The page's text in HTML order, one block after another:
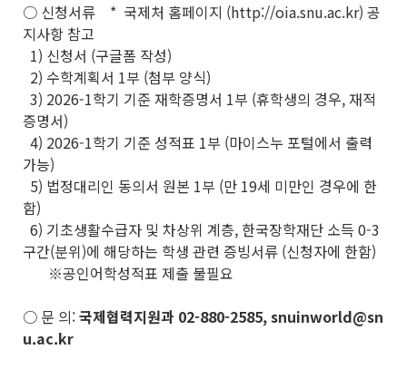
○ 신청서류 * 국제처 홈페이지 (http://oia.snu.ac.kr) 공
지사항 참고
1) 신청서 (구글폼 작성)
2) 수학계획서 1부 (첨부 양식)
3) 2026-1학기 기준 재학증명서 1부 (휴학생의 경우, 재적
증명서)
4) 2026-1학기 기준 성적표 1부 (마이스누 포털에서 출력
가능)
5) 법정대리인 동의서 원본 1부 (만 19세 미만인 경우에 한
함)
6) 기초생활수급자 및 차상위 계층, 한국장학재단 소득 0-3
구간(분위)에 해당하는 학생 관련 증빙서류 (신청자에 한함)
※공인어학성적표 제출 불필요
○ 문 의:국제협력지원과 02-880-2585, snuinworld@sn
u.ac.kr